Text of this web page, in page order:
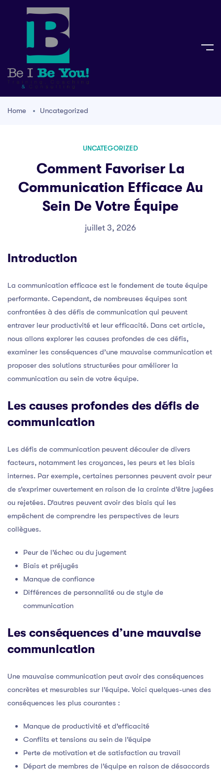
Home Uncategorized
UNCATEGORIZED
Comment Favoriser La
Communication Efficace Au
Sein De Votre Équipe
juillet 3, 2026
Introduction
La communication efficace est le fondement de toute équipe
performante. Cependant, de nombreuses équipes sont
confrontées à des défis de communication qui peuvent
entraver leur productivité et leur efficacité. Dans cet article,
nous allons explorer les causes profondes de ces défis,
examiner les conséquences d’une mauvaise communication et
proposer des solutions structurées pour améliorer la
communication au sein de votre équipe.
Les causes profondes des défis de
communication
Les défis de communication peuvent découler de divers
facteurs, notamment les croyances, les peurs et les biais
internes. Par exemple, certaines personnes peuvent avoir peur
de s’exprimer ouvertement en raison de la crainte d’être jugées
ou rejetées. D’autres peuvent avoir des biais qui les
empêchent de comprendre les perspectives de leurs
collègues.
Peur de l’échec ou du jugement
Biais et préjugés
Manque de confiance
Différences de personnalité ou de style de
communication
Les conséquences d’une mauvaise
communication
Une mauvaise communication peut avoir des conséquences
concrètes et mesurables sur l’équipe. Voici quelques-unes des
conséquences les plus courantes :
Manque de productivité et d’efficacité
Conflits et tensions au sein de l’équipe
Perte de motivation et de satisfaction au travail
Départ de membres de l’équipe en raison de désaccords